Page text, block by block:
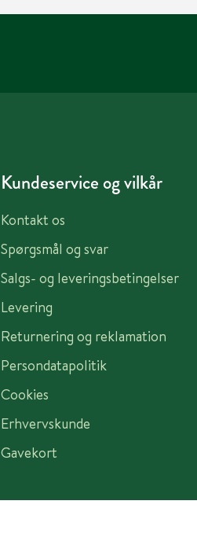
Kundeservice og vilkår
Kontakt os
Spørgsmål og svar
Salgs- og leveringsbetingelser
Levering
Returnering og reklamation
Persondatapolitik
Cookies
Erhvervskunde
Gavekort